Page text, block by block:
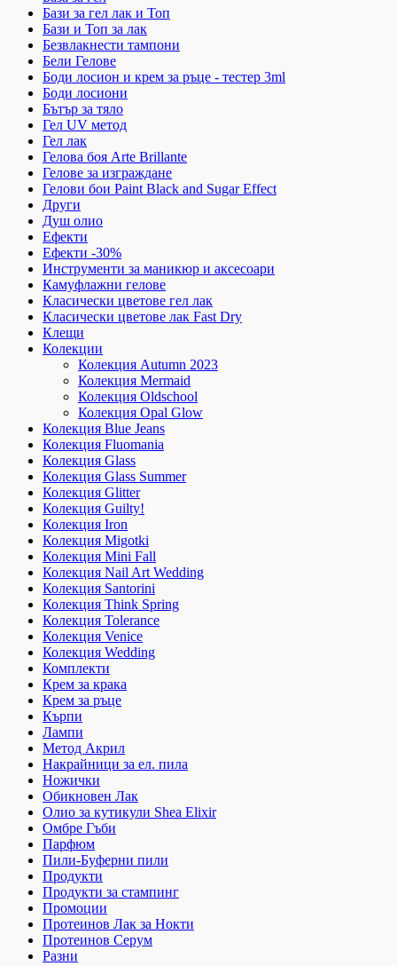
Бази за гел лак и Топ
Бази и Топ за лак
Безвлакнести тампони
Бели Гелове
Боди лосион и крем за ръце - тестер 3ml
Боди лосиони
Бътър за тяло
Гел UV метод
Гел лак
Гелова боя Arte Brillante
Гелове за изграждане
Гелови бои Paint Black and Sugar Effect
Други
Душ олио
Ефекти
Ефекти -30%
Инструменти за маникюр и аксесоари
Камуфлажни гелове
Класически цветове гел лак
Класически цветове лак Fast Dry
Клещи
Колекции
Колекция Autumn 2023
Колекция Mermaid
Колекция Oldschool
Колекция Opal Glow
Колекция Blue Jeans
Колекция Fluomania
Колекция Glass
Колекция Glass Summer
Колекция Glitter
Колекция Guilty!
Колекция Iron
Колекция Migotki
Колекция Mini Fall
Колекция Nail Art Wedding
Колекция Santorini
Колекция Think Spring
Колекция Tolerance
Колекция Venice
Колекция Wedding
Комплекти
Крем за крака
Крем за ръце
Кърпи
Лампи
Метод Акрил
Накрайници за ел. пила
Ножички
Обикновен Лак
Олио за кутикули Shea Elixir
Омбре Гъби
Парфюм
Пили-Буферни пили
Продукти
Продукти за стампинг
Промоции
Протеинов Лак за Нокти
Протеинов Серум
Разни